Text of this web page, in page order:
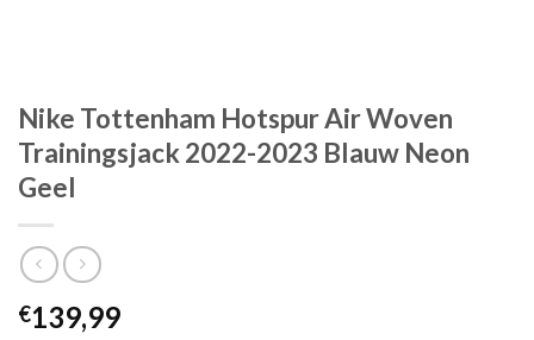
Nike Tottenham Hotspur Air Woven
Trainingsjack 2022-2023 Blauw Neon
Geel
€139,99